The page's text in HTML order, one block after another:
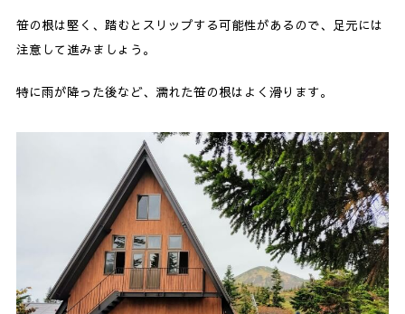
笹の根は堅く、踏むとスリップする可能性があるので、足元には
注意して進みましょう。
特に雨が降った後など、濡れた笹の根はよく滑ります。